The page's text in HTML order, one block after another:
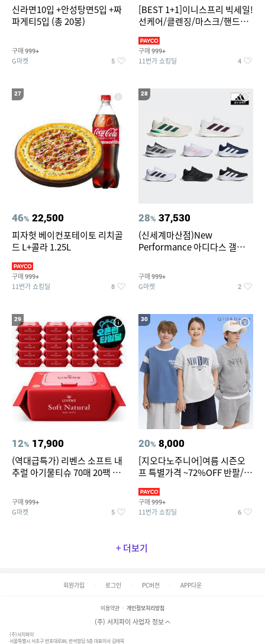
신라면10입 +안성탕면5입 +짜
파게티5입 (총 20봉)
구매 999+
G마켓 5
[BEST 1+1]이니스프리 빅세일!
선케어/클렌징/마스크/핸드크
구매 999+
11번가 쇼킹딜 4
27
46% 22,500
피자헛 베이컨포테이토 리치골
드 L+콜라 1.25L
구매 999+
11번가 쇼킹딜 8
28
28% 37,530
(신세계마산점)New
Performance 아디다스 갤럭시
구매 999+
G마켓 2
29
12% 17,900
(역대급특가) 리벤스 소프트 내
추럴 아기물티슈 70매 20팩 캡
구매 999+
G마켓 5
30
20% 8,000
[지오다노주니어]여름 시즌오
프 특별가격 ~72%OFF 반팔/반
구매 999+
11번가 쇼킹딜 6
+ 더보기
회원가입 로그인 PC버전 APP다운
이용약관 개인정보처리방침
(주) 서치파이 사업자 정보
(주)서치파이
서울특별시 서초구 반포대로88, 반석빌딩 5층 대표이사 김태묵